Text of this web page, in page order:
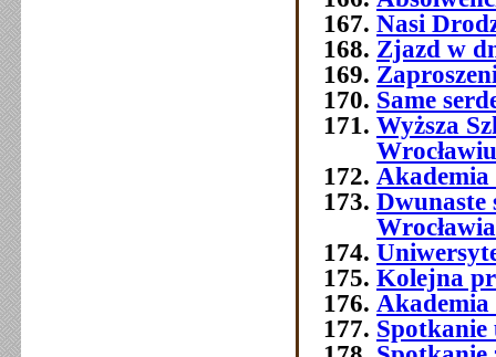
Nasi
Zjazd w
Same
Wyższa
Wrocławiu
Dwunaste
Wrocławia
Kolejna
Akademia
Spotkanie